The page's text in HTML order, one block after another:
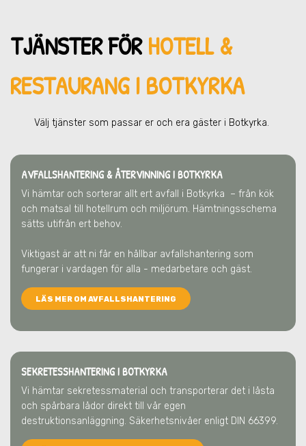
TJÄNSTER FÖRHOTELL &
RESTAURANG I BOTKYRKA
Välj tjänster som passar er och era gäster i Botkyrka.
AVFALLSHANTERING & ÅTERVINNINGI BOTKYRKA
Vi hämtar och sorterar allt ert avfall i Botkyrka – från kök
och matsal till hotellrum och miljörum. Hämtningsschema
sätts utifrån ert behov.
Viktigast är att ni får en hållbar avfallshantering som
fungerar i vardagen för alla - medarbetare och gäst.
LÄS MER OM AVFALLSHANTERING
SEKRETESSHANTERING I BOTKYRKA
Vi hämtar sekretessmaterial och transporterar det i låsta
och spårbara lådor direkt till vår egen
destruktionsanläggning. Säkerhetsnivåer enligt DIN 66399.